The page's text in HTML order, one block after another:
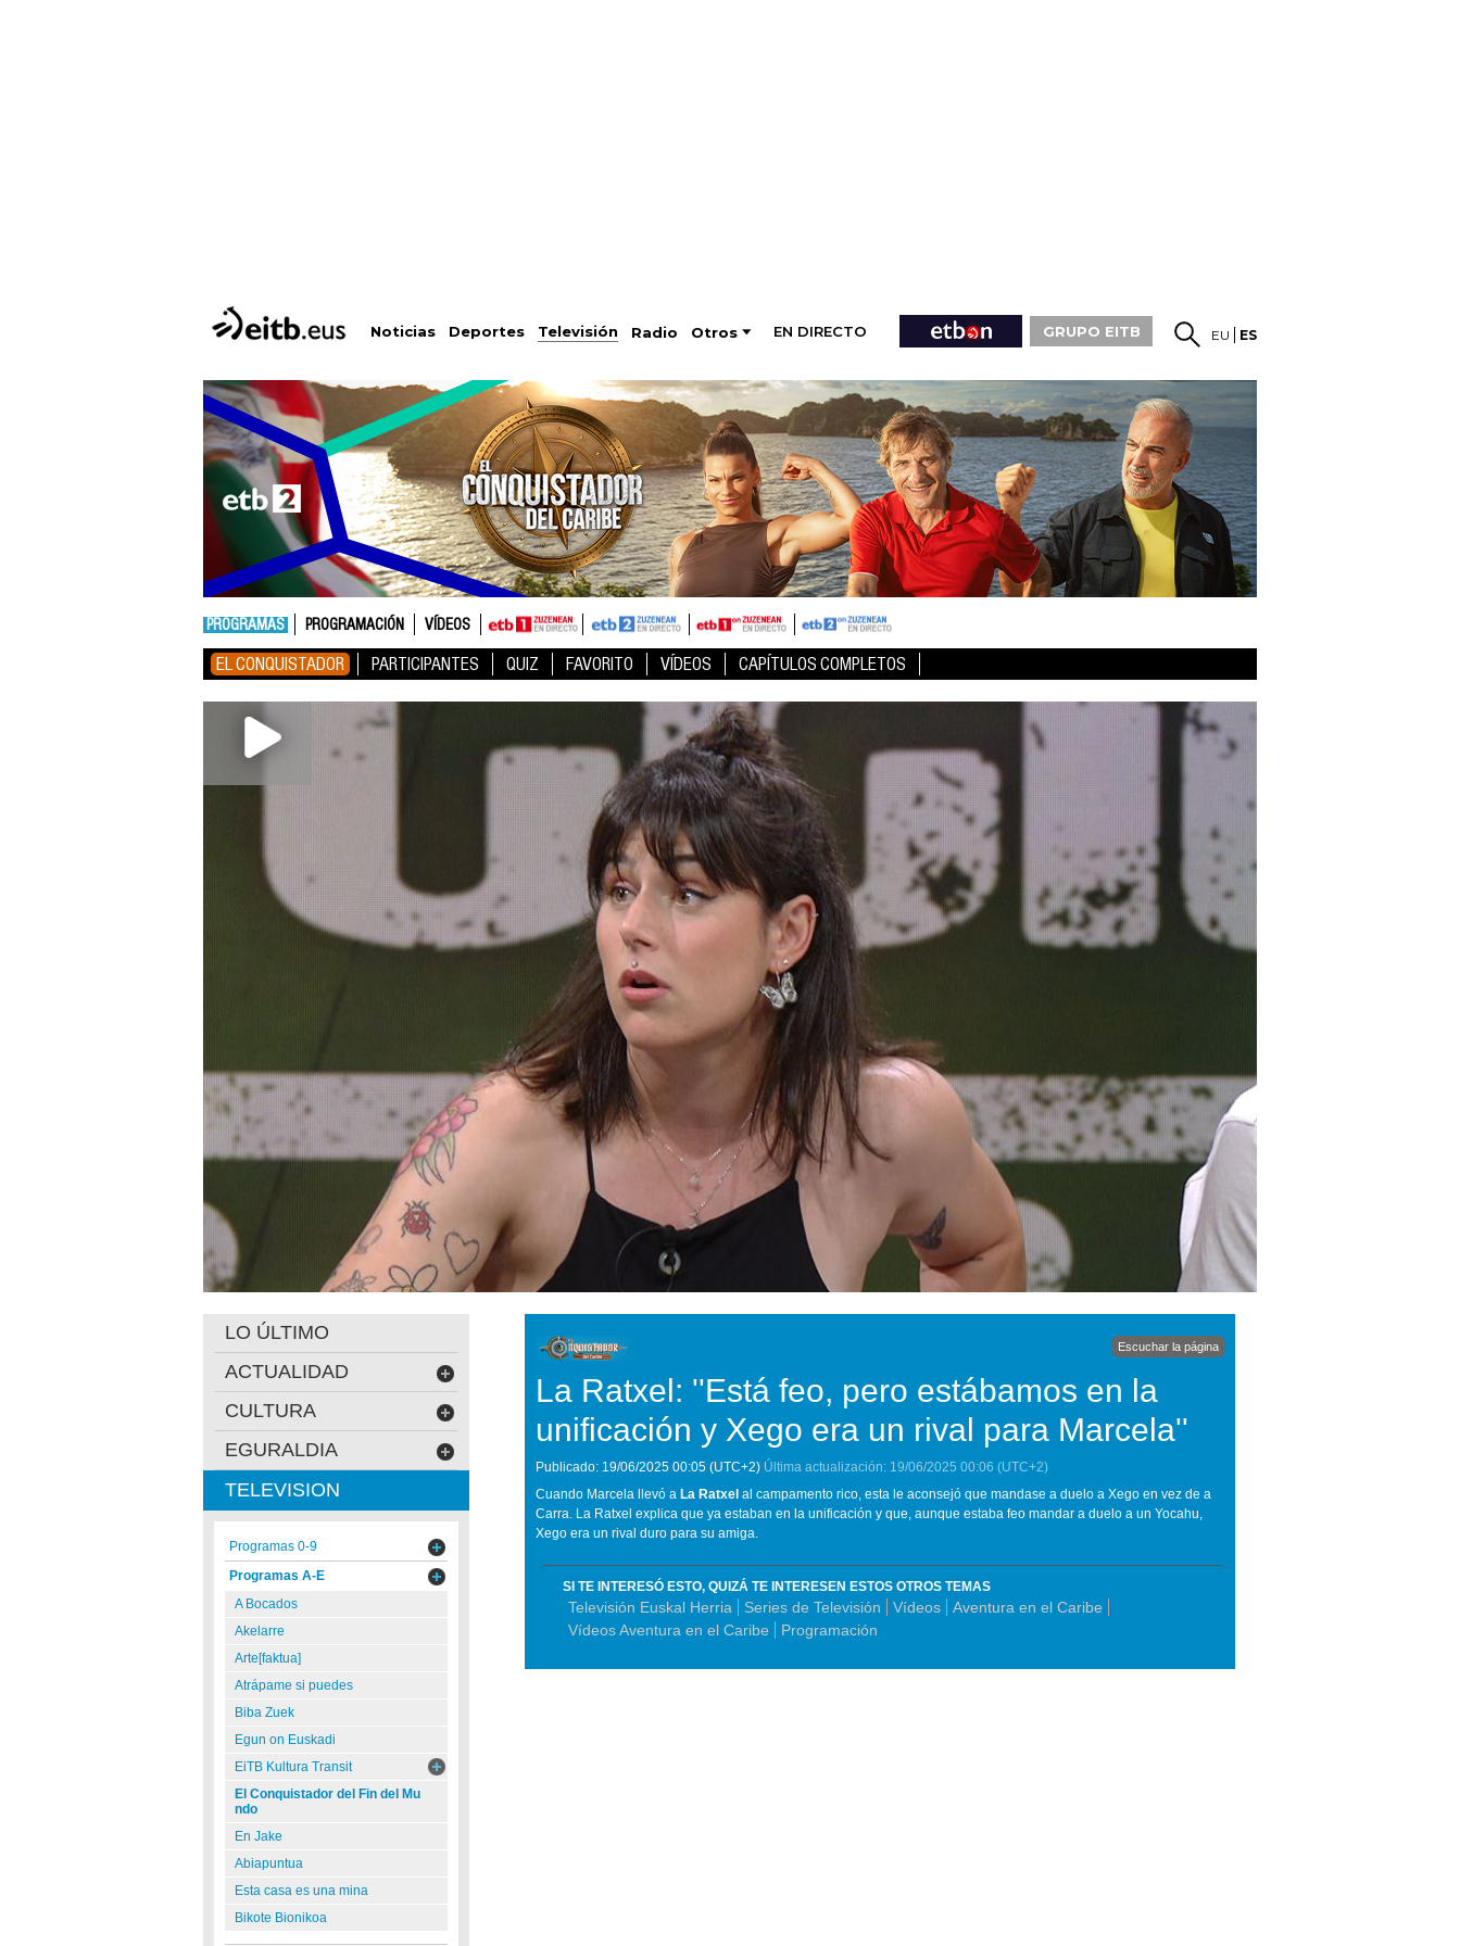
Noticias Deportes Televisión Radio Otros EN DIRECTO GRUPO EITB EU ES
PROGRAMAS PROGRAMACIÓN VÍDEOS
EL CONQUISTADOR PARTICIPANTES QUIZ FAVORITO VÍDEOS CAPÍTULOS COMPLETOS
Escuchar la página
La Ratxel: ''Está feo, pero estábamos en la
unificación y Xego era un rival para Marcela''
Publicado: 19/06/2025 00:05 (UTC+2) Última actualización: 19/06/2025 00:06 (UTC+2)
Cuando Marcela llevó a La Ratxel al campamento rico, esta le aconsejó que mandase a duelo a Xego en vez de a
Carra. La Ratxel explica que ya estaban en la unificación y que, aunque estaba feo mandar a duelo a un Yocahu,
Xego era un rival duro para su amiga.
SI TE INTERESÓ ESTO, QUIZÁ TE INTERESEN ESTOS OTROS TEMAS
Televisión Euskal Herria Series de Televisión Vídeos
Aventura en el Caribe
Vídeos Aventura en el Caribe
Programación
LO ÚLTIMO
ACTUALIDAD
CULTURA
EGURALDIA
TELEVISION
Programas 0-9
Programas A-E
A Bocados
Akelarre
Arte[faktua]
Atrápame si puedes
Biba Zuek
Egun on Euskadi
EiTB Kultura Transit
El Conquistador del Fin del Mu
ndo
En Jake
Abiapuntua
Esta casa es una mina
Bikote Bionikoa